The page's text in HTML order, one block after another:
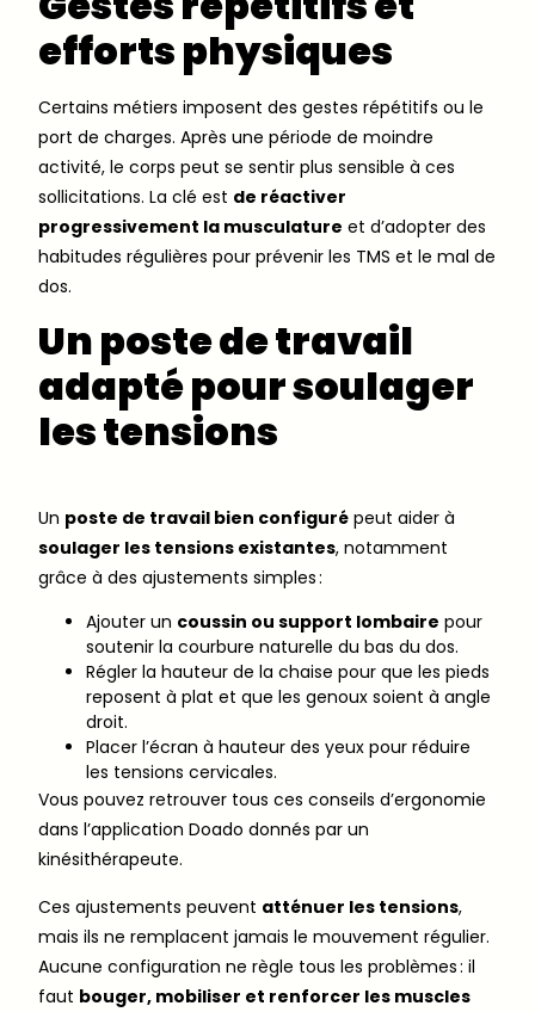
efforts physiques
Certains métiers imposent des gestes répétitifs ou le
port de charges. Après une période de moindre
activité, le corps peut se sentir plus sensible à ces
sollicitations. La clé est de réactiver
progressivement la musculature et d’adopter des
habitudes régulières pour prévenir les TMS et le mal de
dos.
Un poste de travail
adapté pour soulager
les tensions
Un poste de travail bien configuré peut aider à
soulager les tensions existantes, notamment
grâce à des ajustements simples :
Ajouter un coussin ou support lombaire pour
soutenir la courbure naturelle du bas du dos.
Régler la hauteur de la chaise pour que les pieds
reposent à plat et que les genoux soient à angle
droit.
Placer l’écran à hauteur des yeux pour réduire
les tensions cervicales.
Vous pouvez retrouver tous ces conseils d’ergonomie
dans l’application Doado donnés par un
kinésithérapeute.
Ces ajustements peuvent atténuer les tensions,
mais ils ne remplacent jamais le mouvement régulier.
Aucune configuration ne règle tous les problèmes : il
faut bouger, mobiliser et renforcer les muscles